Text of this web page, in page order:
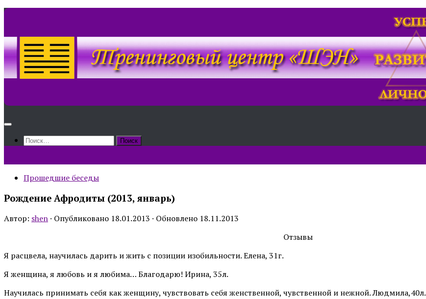
Skip
content
Найти:
Прошедшие беседы
Рождение Афродиты (2013, январь)
Автор: shen · Опубликовано 18.01.2013 · Обновлено 18.11.2013
Отзывы
Я расцвела, научилась дарить и жить с позиции изобильности. Елена, 31г.
Я женщина, я любовь и я любима… Благодарю! Ирина, 35л.
Научилась принимать себя как женщину, чувствовать себя женственной, чувственной и нежной. Людмила,40л.